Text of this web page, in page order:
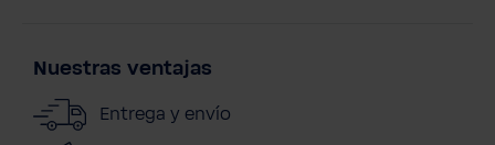
Nuestras ventajas
Entrega y envío